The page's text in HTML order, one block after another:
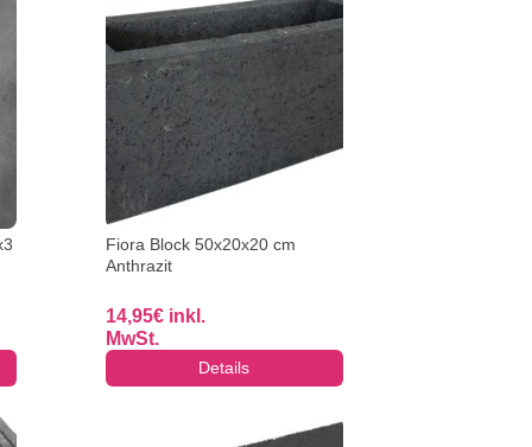
Fiora Block 50x20x20 cm
Anthrazit
14,95€ inkl.
MwSt.
Details